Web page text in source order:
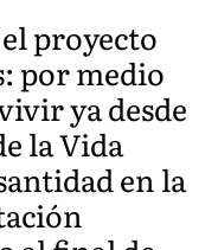
proyecto
por medio
ya desde
la Vida
en la